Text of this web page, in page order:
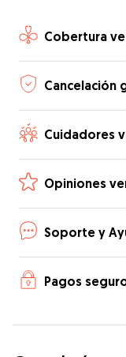
Cobertura
Cancelación
Cuidadores
Opiniones
Soporte y
Pagos